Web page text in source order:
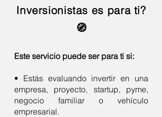
Inversionistas es para ti?
🧭
Este servicio puede ser para ti si:
• Estás evaluando invertir en una
empresa, proyecto, startup, pyme,
negocio familiar o vehículo
empresarial.